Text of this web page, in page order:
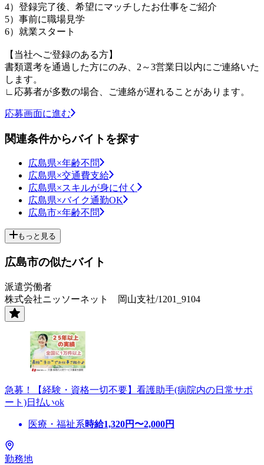
4）登録完了後、希望にマッチしたお仕事をご紹介
5）事前に職場見学
6）就業スタート
【当社へご登録のある方】
書類選考を通過した方にのみ、2～3営業日以内にご連絡いた
します。
∟応募者が多数の場合、ご連絡が遅れることがあります。
応募画面に進む
関連条件からバイトを探す
広島県×年齢不問
広島県×交通費支給
広島県×スキルが身に付く
広島県×バイク通勤OK
広島市×年齢不問
もっと見る
広島市の似たバイト
派遣労働者
株式会社ニッソーネット 岡山支社/1201_9104
急募！【経験・資格一切不要】看護助手(病院内の日常サポ
ート)日払いok
医療・福祉系時給1,320円〜2,000円
勤務地